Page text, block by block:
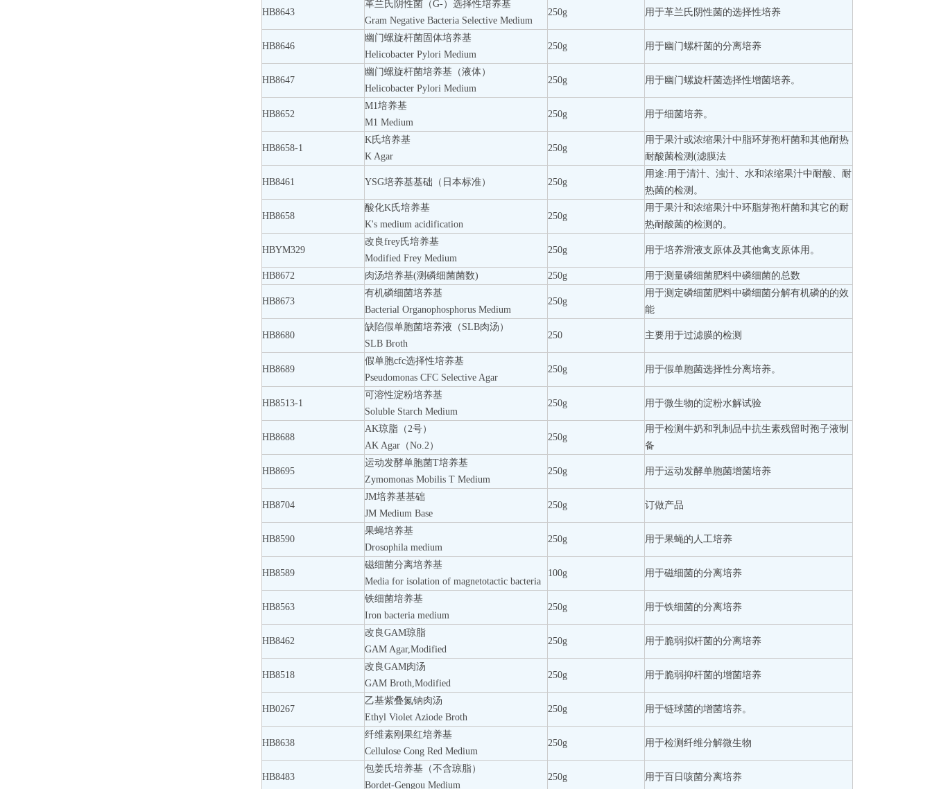
HB8643
革兰氏阴性菌（G-）选择性培养基
Gram Negative Bacteria Selective Medium
250g 用于革兰氏阴性菌的选择性培养
HB8646
幽门螺旋杆菌固体培养基
Helicobacter Pylori Medium
250g 用于幽门螺杆菌的分离培养
HB8647
幽门螺旋杆菌培养基（液体）
Helicobacter Pylori Medium
250g 用于幽门螺旋杆菌选择性增菌培养。
HB8652
M1培养基
M1 Medium
250g 用于细菌培养。
HB8658-1
K氏培养基
K Agar
250g
用于果汁或浓缩果汁中脂环芽孢杆菌和其他耐热
耐酸菌检测(滤膜法
HB8461 YSG培养基基础（日本标准） 250g
用途:用于清汁、浊汁、水和浓缩果汁中耐酸、耐
热菌的检测。
HB8658
酸化K氏培养基
K's medium acidification
250g
用于果汁和浓缩果汁中环脂芽孢杆菌和其它的耐
热耐酸菌的检测的。
HBYM329
改良frey氏培养基
Modified Frey Medium
250g 用于培养滑液支原体及其他禽支原体用。
HB8672 肉汤培养基(测磷细菌菌数) 250g 用于测量磷细菌肥料中磷细菌的总数
HB8673
有机磷细菌培养基
Bacterial Organophosphorus Medium
250g
用于测定磷细菌肥料中磷细菌分解有机磷的的效
能
HB8680
缺陷假单胞菌培养液（SLB肉汤）
SLB Broth
250 主要用于过滤膜的检测
HB8689
假单胞cfc选择性培养基
Pseudomonas CFC Selective Agar
250g 用于假单胞菌选择性分离培养。
HB8513-1
可溶性淀粉培养基
Soluble Starch Medium
250g 用于微生物的淀粉水解试验
HB8688
AK琼脂（2号）
AK Agar（No.2）
250g
用于检测牛奶和乳制品中抗生素残留时孢子液制
备
HB8695
运动发酵单胞菌T培养基
Zymomonas Mobilis T Medium
250g 用于运动发酵单胞菌增菌培养
HB8704
JM培养基基础
JM Medium Base
250g 订做产品
HB8590
果蝇培养基
Drosophila medium
250g 用于果蝇的人工培养
HB8589
磁细菌分离培养基
Media for isolation of magnetotactic bacteria
100g 用于磁细菌的分离培养
HB8563
铁细菌培养基
Iron bacteria medium
250g 用于铁细菌的分离培养
HB8462
改良GAM琼脂
GAM Agar,Modified
250g 用于脆弱拟杆菌的分离培养
HB8518
改良GAM肉汤
GAM Broth,Modified
250g 用于脆弱抑杆菌的增菌培养
HB0267
乙基紫叠氮钠肉汤
Ethyl Violet Aziode Broth
250g 用于链球菌的增菌培养。
HB8638
纤维素刚果红培养基
Cellulose Cong Red Medium
250g 用于检测纤维分解微生物
HB8483
包姜氏培养基（不含琼脂）
Bordet-Gengou Medium
250g 用于百日咳菌分离培养